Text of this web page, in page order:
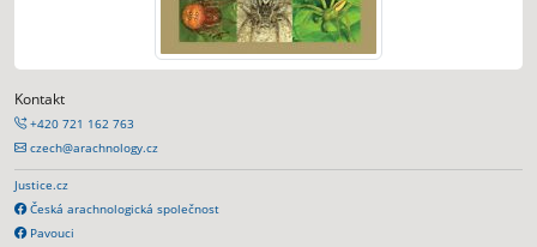
Kontakt
+420 721 162 763
czech@arachnology.cz
Justice.cz
Česká arachnologická společnost
Pavouci